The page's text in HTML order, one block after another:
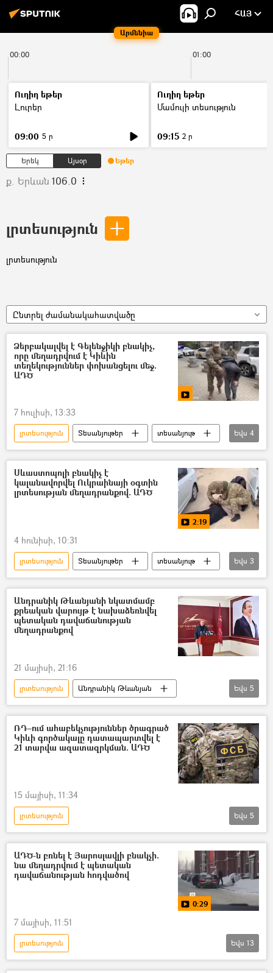
Արմենիա
ՀԱՅ
00:00 01:00
Ուղիղ եթեր
Լուրեր
09:00 5 ր
Ուղիղ եթեր
Մամուլի տեսություն
09:15 2 ր
Երեկ Այսօր Եթեր
ք. Երևան 106.0
լրտեսություն
լրտեսություն
Ընտրել ժամանակահատվածը
Ձերբակալվել է Գելենջիկի բնակիչ,
որը մեղադրվում է Կիևին
տեղեկություններ փոխանցելու մեջ.
ԱԴԾ
7 հուլիսի, 13:33
լրտեսություն Տեսանյութեր
տեսանյութ
Գելենջիկ
Անվտանգության դաշնային ծառայություն (ԱԴԾ)
լրտես
Կիև
Եվս 4
Սևաստոպոլի բնակիչ է
կալանավորվել Ուկրաինայի օգտին
լրտեսության մեղադրանքով. ԱԴԾ
2:19
4 հունիսի, 10:31
լրտեսություն Տեսանյութեր
տեսանյութ
Անվտանգության դաշնային ծառայություն (ԱԴԾ)
լրտես
Պետական դավաճանություն
Եվս 3
Անդրանիկ Թևանյանի նկատմամբ
քրեական վարույթ է նախաձեռնվել
պետական դավաճանության
մեղադրանքով
21 մայիսի, 21:16
լրտեսություն
Անդրանիկ Թևանյան
լրտես
Գործակալ
ՀՀ քննչական կոմիտե
քարոզարշավ
Ընտրություններ
Եվս 5
ՌԴ–ում ահաբեկչություններ ծրագրած
Կիևի գործակալը դատապարտվել է
21 տարվա ազատազրկման. ԱԴԾ
15 մայիսի, 11:34
լրտեսություն
Անվտանգության դաշնային ծառայություն (ԱԴԾ)
լրտես
Ռուսաստան
Ուկրաինա
Կիև
Եվս 5
ԱԴԾ-ն բռնել է Յարոսլավլի բնակչի.
նա մեղադրվում է պետական
դավաճանության հոդվածով
0:29
7 մայիսի, 11:51
լրտեսություն
Դոնբասի պաշտպանություն. ՌԴ–ի ռազմական հատուկ գործողությունը Ուկրաինայում
Եվս 13